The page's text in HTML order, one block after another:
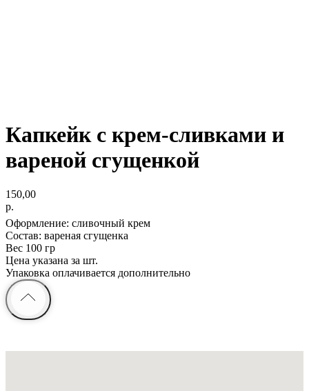
Капкейк с крем-сливками и
вареной сгущенкой
150,00
р.
Оформление: сливочный крем
Состав: вареная сгущенка
Вес 100 гр
Цена указана за шт.
Упаковка оплачивается дополнительно